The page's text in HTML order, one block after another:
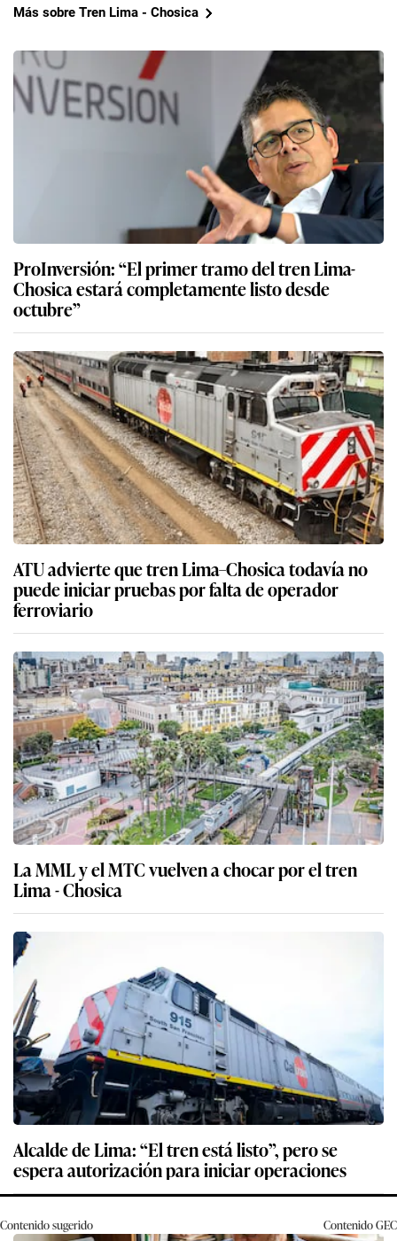
Más sobre Tren Lima - Chosica
ProInversión: “El primer tramo del tren Lima-
Chosica estará completamente listo desde
octubre”
ATU advierte que tren Lima–Chosica todavía no
puede iniciar pruebas por falta de operador
ferroviario
La MML y el MTC vuelven a chocar por el tren
Lima - Chosica
Alcalde de Lima: “El tren está listo”, pero se
espera autorización para iniciar operaciones
Contenido sugerido ContenidoGEC